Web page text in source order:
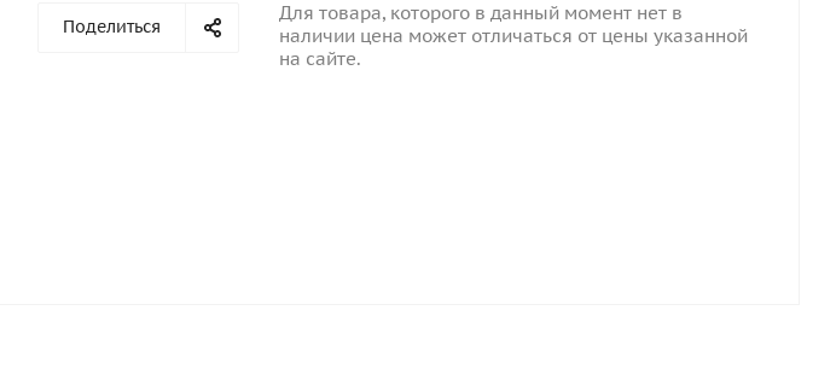
Поделиться
Для товара, которого в данный момент нет в
наличии цена может отличаться от цены указанной
на сайте.